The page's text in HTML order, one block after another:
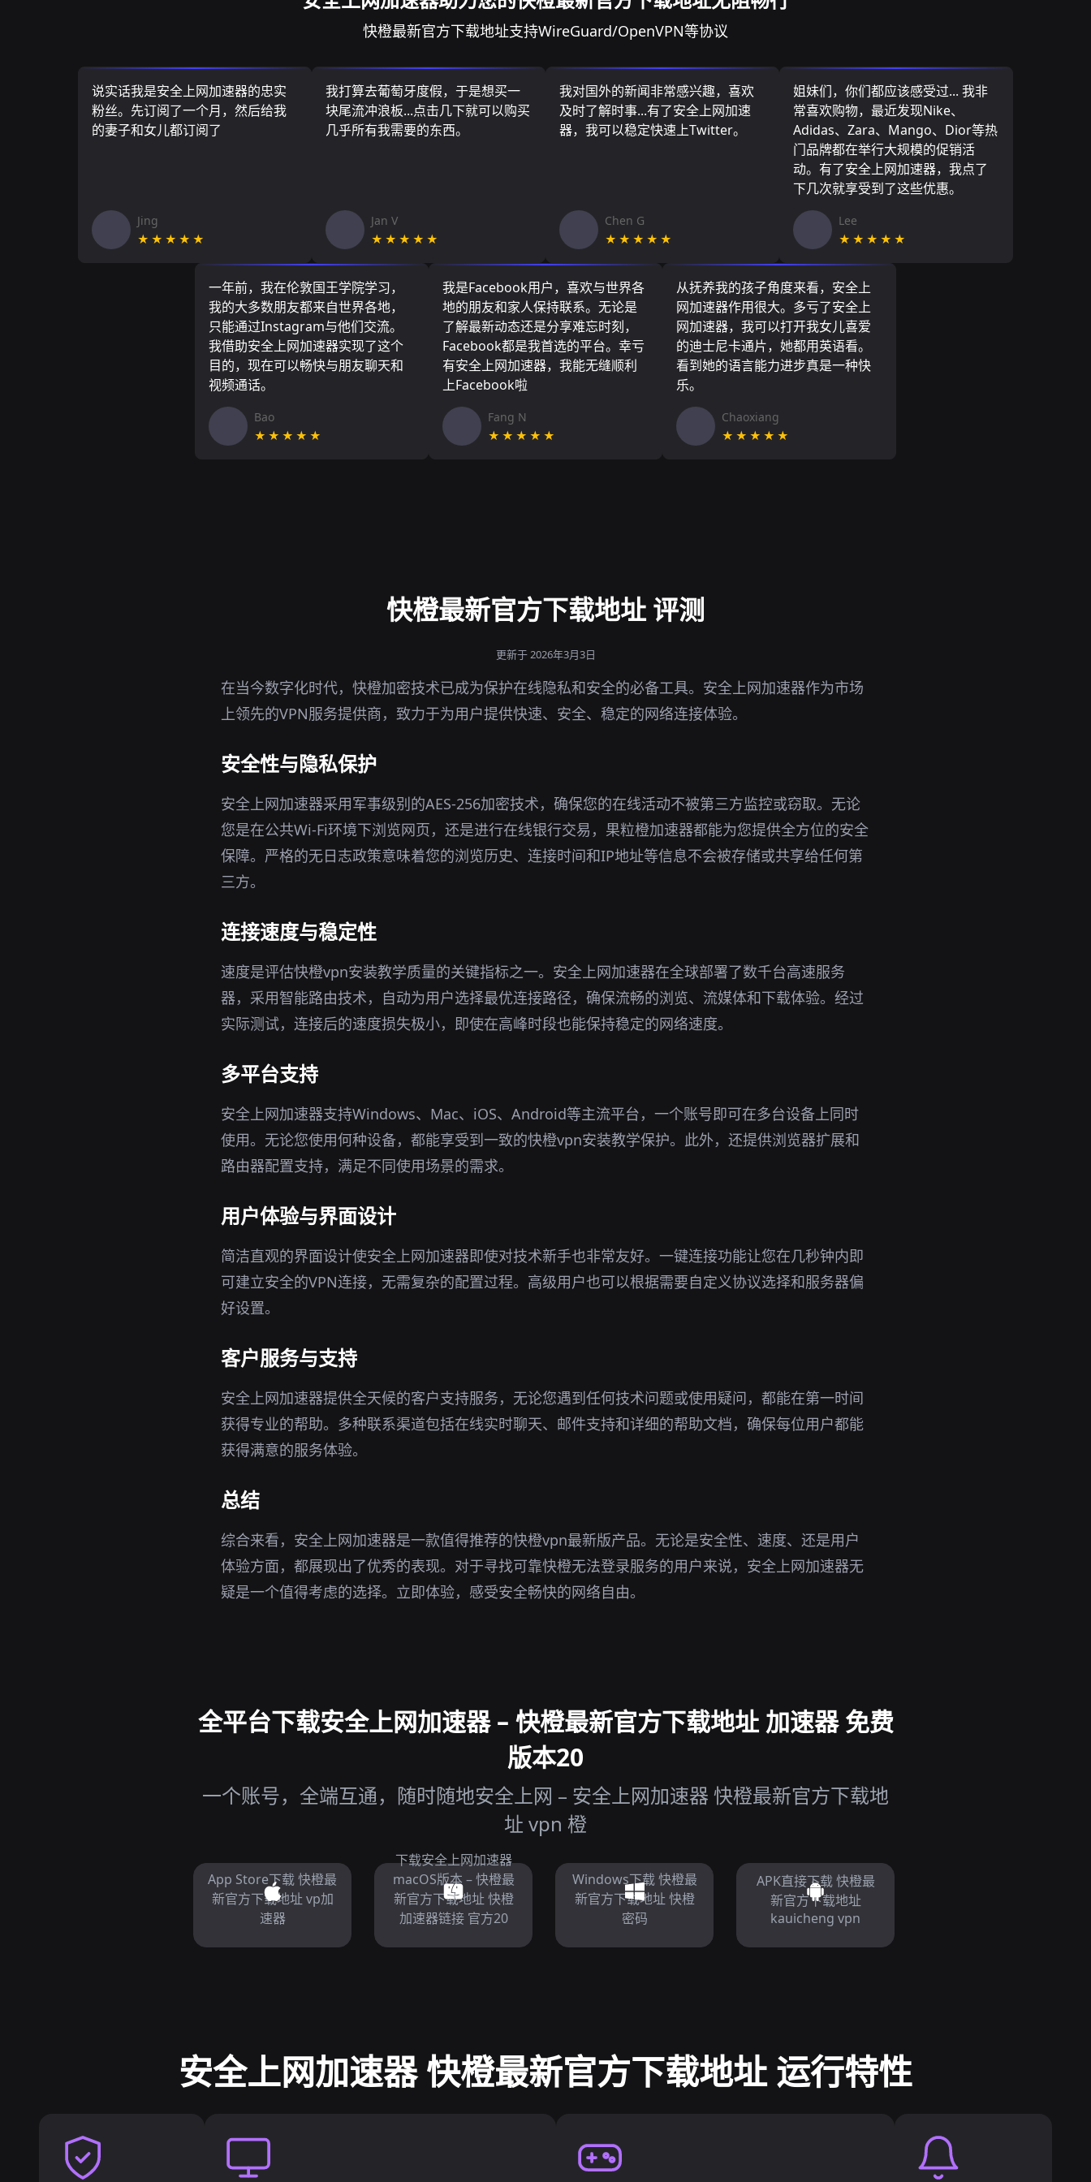
快橙最新官方下载地址支持WireGuard/OpenVPN等协议
说实话我是安全上网加速器的忠实
粉丝。先订阅了一个月，然后给我
的妻子和女儿都订阅了
Jing
★★★★★
我打算去葡萄牙度假，于是想买一
块尾流冲浪板...点击几下就可以购买
几乎所有我需要的东西。
Jan V
★★★★★
我对国外的新闻非常感兴趣，喜欢
及时了解时事...有了安全上网加速
器，我可以稳定快速上Twitter。
Chen G
★★★★★
姐妹们，你们都应该感受过... 我非
常喜欢购物，最近发现Nike、
Adidas、Zara、Mango、Dior等热
门品牌都在举行大规模的促销活
动。有了安全上网加速器，我点了
下几次就享受到了这些优惠。
Lee
★★★★★
一年前，我在伦敦国王学院学习，
我的大多数朋友都来自世界各地，
只能通过Instagram与他们交流。
我借助安全上网加速器实现了这个
目的，现在可以畅快与朋友聊天和
视频通话。
Bao
★★★★★
我是Facebook用户，喜欢与世界各
地的朋友和家人保持联系。无论是
了解最新动态还是分享难忘时刻，
Facebook都是我首选的平台。幸亏
有安全上网加速器，我能无缝顺利
上Facebook啦
Fang N
★★★★★
从抚养我的孩子角度来看，安全上
网加速器作用很大。多亏了安全上
网加速器，我可以打开我女儿喜爱
的迪士尼卡通片，她都用英语看。
看到她的语言能力进步真是一种快
乐。
Chaoxiang
★★★★★
快橙最新官方下载地址 评测
更新于 2026年3月3日
在当今数字化时代，快橙加密技术已成为保护在线隐私和安全的必备工具。安全上网加速器作为市场
上领先的VPN服务提供商，致力于为用户提供快速、安全、稳定的网络连接体验。
安全性与隐私保护
安全上网加速器采用军事级别的AES-256加密技术，确保您的在线活动不被第三方监控或窃取。无论
您是在公共Wi-Fi环境下浏览网页，还是进行在线银行交易，果粒橙加速器都能为您提供全方位的安全
保障。严格的无日志政策意味着您的浏览历史、连接时间和IP地址等信息不会被存储或共享给任何第
三方。
连接速度与稳定性
速度是评估快橙vpn安装教学质量的关键指标之一。安全上网加速器在全球部署了数千台高速服务
器，采用智能路由技术，自动为用户选择最优连接路径，确保流畅的浏览、流媒体和下载体验。经过
实际测试，连接后的速度损失极小，即使在高峰时段也能保持稳定的网络速度。
多平台支持
安全上网加速器支持Windows、Mac、iOS、Android等主流平台，一个账号即可在多台设备上同时
使用。无论您使用何种设备，都能享受到一致的快橙vpn安装教学保护。此外，还提供浏览器扩展和
路由器配置支持，满足不同使用场景的需求。
用户体验与界面设计
简洁直观的界面设计使安全上网加速器即使对技术新手也非常友好。一键连接功能让您在几秒钟内即
可建立安全的VPN连接，无需复杂的配置过程。高级用户也可以根据需要自定义协议选择和服务器偏
好设置。
客户服务与支持
安全上网加速器提供全天候的客户支持服务，无论您遇到任何技术问题或使用疑问，都能在第一时间
获得专业的帮助。多种联系渠道包括在线实时聊天、邮件支持和详细的帮助文档，确保每位用户都能
获得满意的服务体验。
总结
综合来看，安全上网加速器是一款值得推荐的快橙vpn最新版产品。无论是安全性、速度、还是用户
体验方面，都展现出了优秀的表现。对于寻找可靠快橙无法登录服务的用户来说，安全上网加速器无
疑是一个值得考虑的选择。立即体验，感受安全畅快的网络自由。
全平台下载安全上网加速器 – 快橙最新官方下载地址 加速器 免费
版本20
一个账号，全端互通，随时随地安全上网 – 安全上网加速器 快橙最新官方下载地
址 vpn 橙
App Store下载 快橙最
新官方下载地址 vp加
速器
下载安全上网加速器
macOS版本 – 快橙最
新官方下载地址 快橙
加速器链接 官方20
Windows下载 快橙最
新官方下载地址 快橙
密码
APK直接下载 快橙最
新官方下载地址
kauicheng vpn
安全上网加速器 快橙最新官方下载地址 运行特性